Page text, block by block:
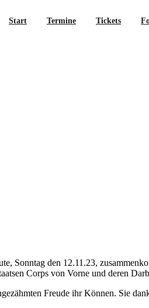
Start Termine Tickets
Sonntag den 12.11.23,
Corps von Vorne und deren
Freude ihr Können. Sie